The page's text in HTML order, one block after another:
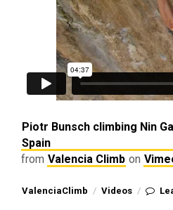
Piotr Bunsch climbing Nin
Spain
from Valencia Climb on
ValenciaClimb / Videos /